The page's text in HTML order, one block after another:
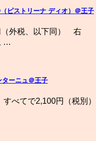
ピストリーナ ディオ）＠王子
外税、以下同） 右
…
ターニュ＠王子
べてで2,100円（税別）